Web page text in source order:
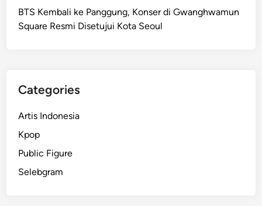
BTS Kembali ke Panggung, Konser di Gwanghwamun
Square Resmi Disetujui Kota Seoul
Categories
Artis Indonesia
Kpop
Public Figure
Selebgram